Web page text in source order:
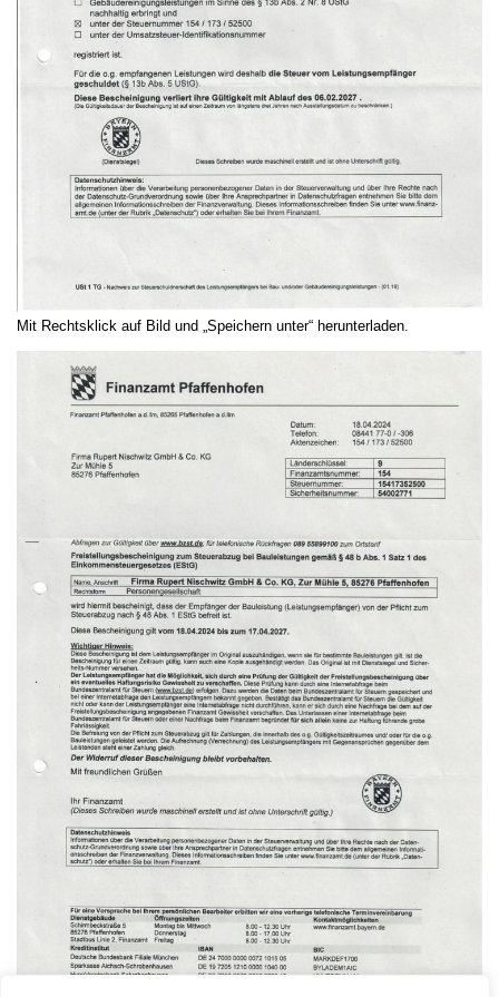
Mit Rechtsklick auf Bild und „Speichern unter“ herunterladen.